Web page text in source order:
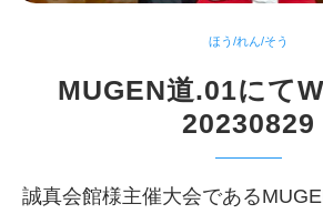
ほう/れん/そう
MUGEN道.01にて
20230829
誠真会館様主催大会である